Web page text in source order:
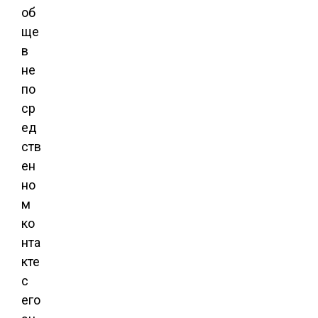
об
ще
в
не
по
ср
ед
ств
ен
но
м
ко
нта
кте
с
его